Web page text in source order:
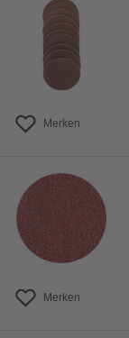
Merken
Merken